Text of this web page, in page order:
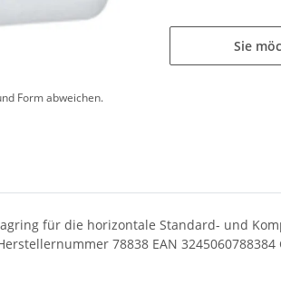
Form abweichen.
Sie
für die horizontale Standard- und
78838 EAN